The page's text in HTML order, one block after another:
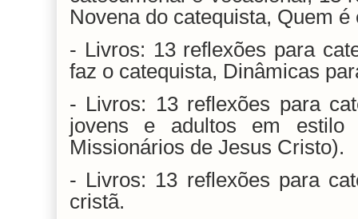
Novena do catequista, Quem
- Livros: 13 reflexões para
faz o catequista, Dinâmicas
- Livros: 13 reflexões para
jovens e adultos em estilo
Missionários de Jesus Cristo).
- Livros: 13 reflexões para
cristã.